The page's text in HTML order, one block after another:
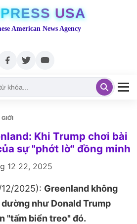
USA
American News Agency
GIỚI
Khi Trump chơi bài
sự "phớt lờ" đồng minh
12 22, 2025
2025): Greenland không
như Donald Trump
"tấm biển treo" đó.